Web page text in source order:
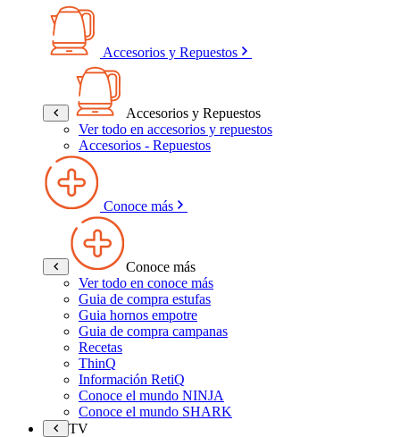
Accesorios y Repuestos
Accesorios y Repuestos
Ver todo en accesorios y repuestos
Accesorios - Repuestos
Conoce más
Conoce más
Ver todo en conoce más
Guia de compra estufas
Guia hornos empotre
Guia de compra campanas
Recetas
ThinQ
Información RetiQ
Conoce el mundo NINJA
Conoce el mundo SHARK
TV